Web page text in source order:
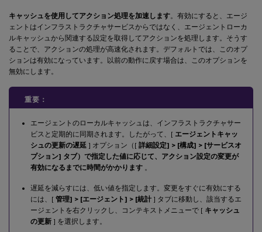
キャッシュを使用してアクション処理を加速します。有効にすると、エージ
ェントはインフラストラクチャサービスからではなく、エージェントローカ
ルキャッシュから関連する設定を取得してアクションを処理します。そうす
ることで、アクションの処理が高速化されます。デフォルトでは、このオプ
ションは有効になっています。以前の動作に戻す場合は、このオプションを
無効にします。
重要：
エージェントのローカルキャッシュは、インフラストラクチャサー
ビスと定期的に同期されます。したがって、[ エージェントキャッ
シュの更新の遅延 ] オプション（[ 詳細設定] > [構成] > [サービスオ
プション] タブ）で指定した値に応じて、アクション設定の変更が
有効になるまでに時間がかかります 。
遅延を減らすには、低い値を指定します。変更をすぐに有効にする
には、[ 管理] > [エージェント] > [統計 ] タブに移動し、該当するエ
ージェントを右クリックし、コンテキストメニューで [ キャッシュ
の更新 ] を選択します。